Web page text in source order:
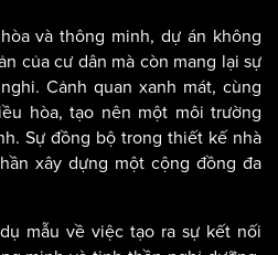
và thông minh, dự án không
của cư dân mà còn mang lại sự
Cảnh quan xanh mát, cùng
hòa, tạo nên một môi trường
Sự đồng bộ trong thiết kế nhà
xây dựng một cộng đồng đa
mẫu về việc tạo ra sự kết nối